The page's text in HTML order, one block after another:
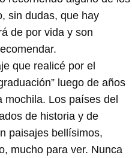
sin dudas, que hay
de por vida y son
que realicé por el
luego de años
mochila. Los países del
de historia y de
paisajes bellísimos,
mucho para ver. Nunca